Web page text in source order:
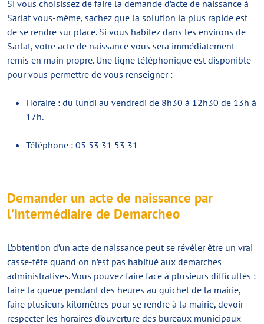
Si vous choisissez de faire la demande d’acte de naissance à
Sarlat vous-même, sachez que la solution la plus rapide est
de se rendre sur place. Si vous habitez dans les environs de
Sarlat, votre acte de naissance vous sera immédiatement
remis en main propre. Une ligne téléphonique est disponible
pour vous permettre de vous renseigner :
Horaire : du lundi au vendredi de 8h30 à 12h30 de 13h à
17h.
Téléphone : 05 53 31 53 31
Demander un acte de naissance par
l’intermédiaire de Demarcheo
L’obtention d’un acte de naissance peut se révéler être un vrai
casse-tête quand on n’est pas habitué aux démarches
administratives. Vous pouvez faire face à plusieurs difficultés :
faire la queue pendant des heures au guichet de la mairie,
faire plusieurs kilomètres pour se rendre à la mairie, devoir
respecter les horaires d’ouverture des bureaux municipaux